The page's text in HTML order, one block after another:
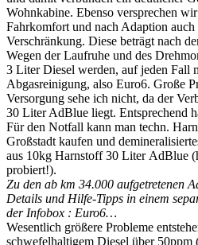
Wohnkabine. Ebenso versprechen
Fahrkomfort und nach Adaption auch
Verschränkung. Diese beträgt nach
Wegen der Laufruhe und des
3 Liter Diesel werden, auf jeden Fall
Abgasreinigung, also Euro6. Große
Versorgung sehe ich nicht, da der
30 Liter AdBlue liegt. Entsprechend
Für den Notfall kann man techn.
Großstadt kaufen und
aus 10kg Harnstoff 30 Liter AdBlue
probiert!).
Zu den ab km 34.000 aufgetretenen
Details und Hilfe-Tipps in einem
der Infobox : Euro6…
Wesentlich größere Probleme
schwefelhaltigem Diesel über